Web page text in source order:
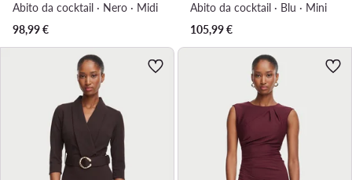
Abito da cocktail · Nero · Midi
98,99€
Abito da cocktail · Blu · Mini
105,99€